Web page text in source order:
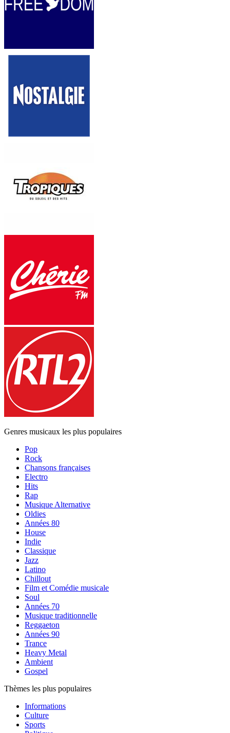
Genres musicaux les plus populaires
Pop
Rock
Chansons françaises
Electro
Hits
Rap
Musique Alternative
Oldies
Années 80
House
Indie
Classique
Jazz
Latino
Chillout
Film et Comédie musicale
Soul
Années 70
Musique traditionnelle
Reggaeton
Années 90
Trance
Heavy Metal
Ambient
Gospel
Thèmes les plus populaires
Informations
Culture
Sports